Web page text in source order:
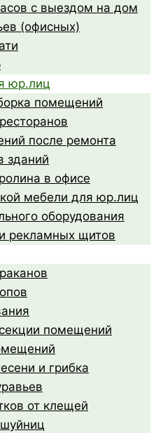
с выездом на дом
(офисных)
юр.лиц
помещений
после ремонта
зданий
в офисе
мебели для юр.лиц
оборудования
рекламных щитов
помещений
и грибка
от клещей